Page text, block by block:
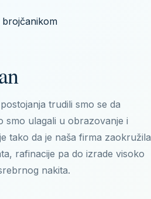
trudili smo se da
smo ulagali u obrazovanje i
tako da je naša firma zaokružila
rafinacije pa do izrade visoko
nakita.